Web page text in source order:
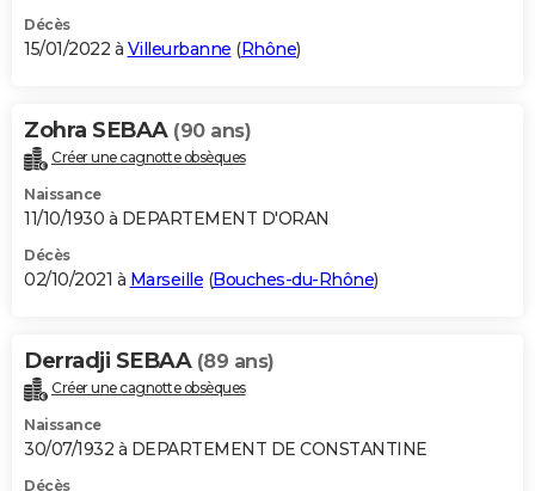
Décès
15/01/2022 à Villeurbanne (Rhône)
Zohra SEBAA (90 ans)
Créer une cagnotte obsèques
Naissance
11/10/1930 à DEPARTEMENT D'ORAN
Décès
02/10/2021 à Marseille (Bouches-du-Rhône)
Derradji SEBAA (89 ans)
Créer une cagnotte obsèques
Naissance
30/07/1932 à DEPARTEMENT DE CONSTANTINE
Décès